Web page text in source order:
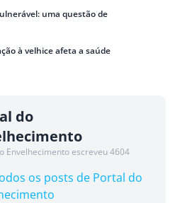
uma questão de
à velhice afeta a saúde
do
Envelhecimento escreveu 4604
os posts de Portal do